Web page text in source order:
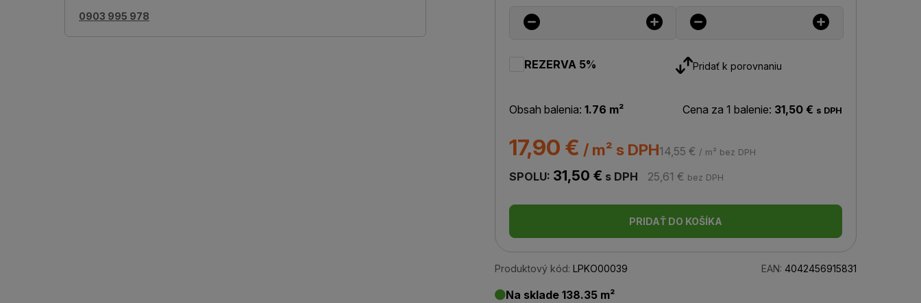
0903 995 978
REZERVA 5% Pridať k porovnaniu
Obsah balenia: 1.76 m² Cena za 1 balenie: 31,50 € s DPH
17,90 € / m² s DPH14,55 € / m² bez DPH
SPOLU: 31,50 € s DPH 25,61 € bez DPH
PRIDAŤ DO KOŠÍKA
Produktový kód: LPKO00039 EAN: 4042456915831
Na sklade 138.35 m²